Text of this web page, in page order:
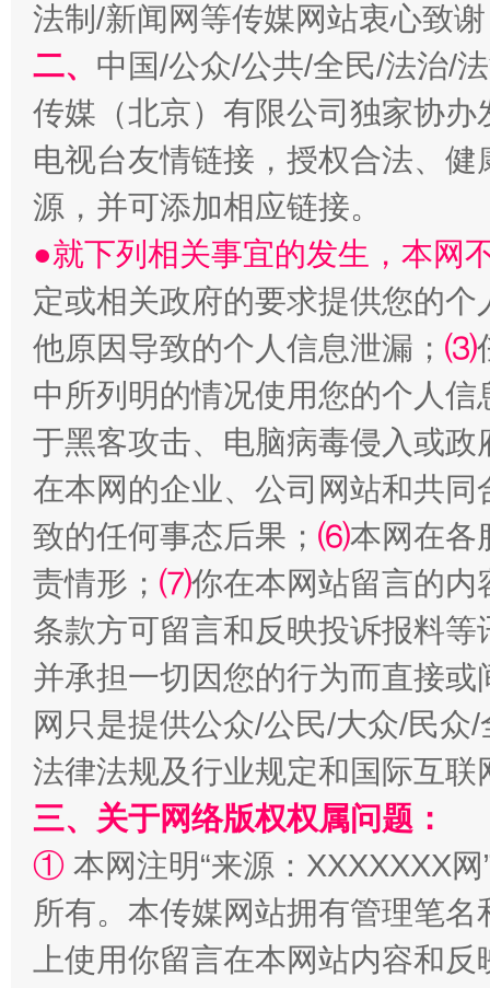
法制/新闻网等传媒网站衷心致
二、 中国/公众/公共/全民/法治/
传媒（北京）有限公司独家协
电视台友情链接，授权合法、
源，并可添加相应链接。
●就下列相关事宜的发生，本网
定或相关政府的要求提供您的个
他原因导致的个人信息泄漏； ⑶
中所列明的情况使用您的个人
于黑客攻击、电脑病毒侵入或
在本网的企业、公司网站和共
致的任何事态后果； ⑹本网在各
责情形； ⑺你在本网站留言的内
条款方可留言和反映投诉报料
并承担一切因您的行为而直接
网只是提供公众/公民/大众/民
法律法规及行业规定和国际互
三、关于网络版权权属问题：
① 本网注明“来源：XXXXXXX
所有。本传媒网站拥有管理笔
上使用你留言在本网站内容和